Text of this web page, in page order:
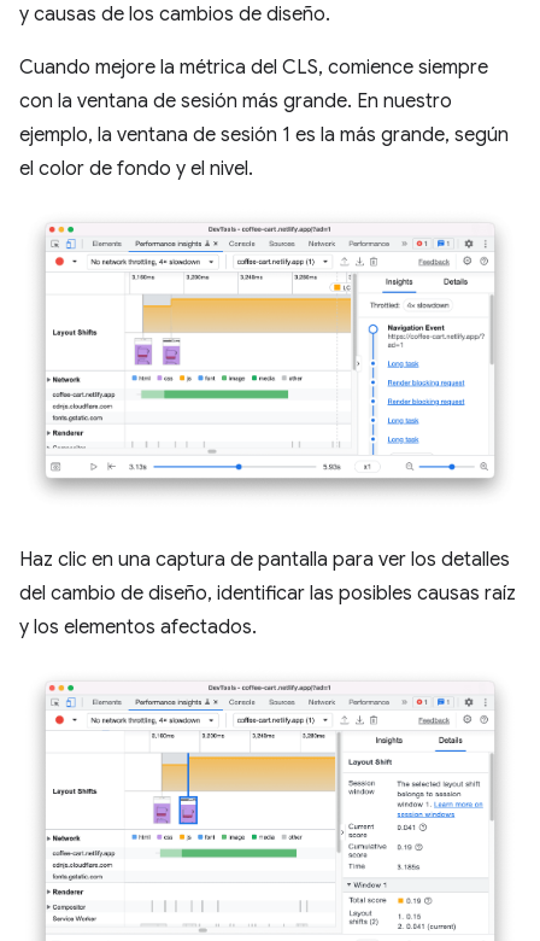
y causas de los cambios de diseño.
Cuando mejore la métrica del CLS, comience siempre
con la ventana de sesión más grande. En nuestro
ejemplo, la ventana de sesión 1 es la más grande, según
el color de fondo y el nivel.
Haz clic en una captura de pantalla para ver los detalles
del cambio de diseño, identificar las posibles causas raíz
y los elementos afectados.